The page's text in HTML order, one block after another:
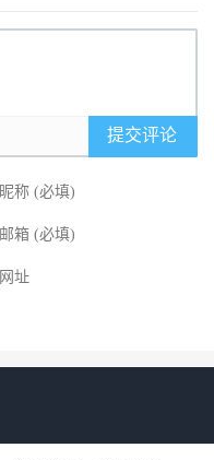
提交评论
昵称 (必填)
邮箱 (必填)
网址